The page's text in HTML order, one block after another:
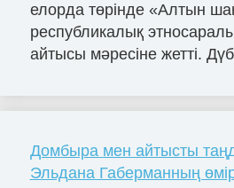
елорда төрінде «Алтын
республикалық
айтысы мәресіне жетті.
Домбыра мен айтысты
Эльдана Габерманның